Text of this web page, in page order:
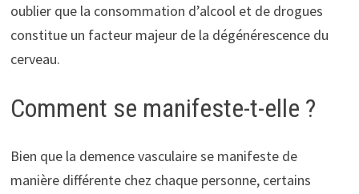
oublier que la consommation d’alcool et de drogues
constitue un facteur majeur de la dégénérescence du
cerveau.
Comment se manifeste-t-elle ?
Bien que la demence vasculaire se manifeste de
manière différente chez chaque personne, certains